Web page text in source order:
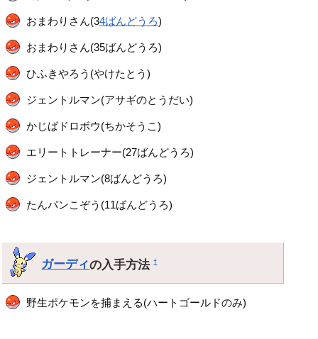
おまわりさん(34ばんどうろ)
おまわりさん(35ばんどうろ)
ひふきやろう(やけたとう)
ジェントルマン(アサギのとうだい)
かじばドロボウ(ちかそうこ)
エリートトレーナー(27ばんどうろ)
ジェントルマン(8ばんどうろ)
たんパンこぞう(11ばんどうろ)
ガーディの入手方法†
野生ポケモンを捕まえる(ハートゴールドのみ)